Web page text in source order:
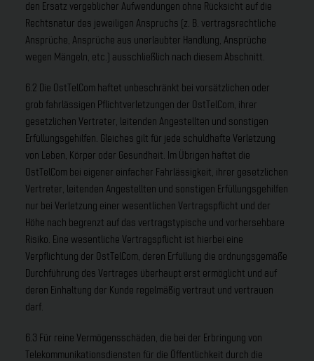
den Ersatz vergeblicher Aufwendungen ohne Rücksicht auf die
Rechtsnatur des jeweiligen Anspruchs (z. B. vertragsrechtliche
Ansprüche, Ansprüche aus unerlaubter Handlung, Ansprüche
wegen Mängeln, etc.) ausschließlich nach diesem Abschnitt.
6.2 Die OstTelCom haftet unbeschränkt bei vorsätzlichen oder
grob fahrlässigen Pflichtverletzungen der OstTelCom, ihrer
gesetzlichen Vertreter, leitenden Angestellten und sonstigen
Erfüllungsgehilfen. Gleiches gilt für jede schuldhafte Verletzung
von Leben, Körper oder Gesundheit. Im Übrigen haftet die
OstTelCom bei eigener einfacher Fahrlässigkeit, ihrer gesetzlichen
Vertreter, leitenden Angestellten und sonstigen Erfüllungsgehilfen
nur bei Verletzung einer wesentlichen Vertragspflicht und der
Höhe nach begrenzt auf das vertragstypische und vorhersehbare
Risiko. Eine wesentliche Vertragspflicht ist hierbei eine
Verpflichtung der OstTelCom, deren Erfüllung die ordnungsgemäße
Durchführung des Vertrages überhaupt erst ermöglicht und auf
deren Einhaltung der Kunde regelmäßig vertraut und vertrauen
darf.
6.3 Für reine Vermögensschäden, die bei der Erbringung von
Telekommunikationsdiensten für die Öffentlichkeit durch die